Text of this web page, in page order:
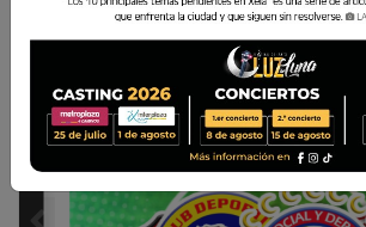
AÑO 9 · NÚMERO 2378 ·
WWW.LAVOZDEXELA.COM ·     4919 3319
OCCIDENTE
TERRENO PARA
TEMPORADA EN
Presencia equivale al 33.3% de
favoreciendo traslados más